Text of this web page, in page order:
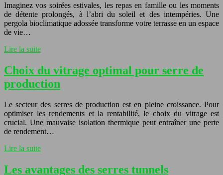
Imaginez vos soirées estivales, les repas en famille ou les moments
de détente prolongés, à l’abri du soleil et des intempéries. Une
pergola bioclimatique adossée transforme votre terrasse en un espace
de vie…
Lire la suite
Choix du vitrage optimal pour serre de
production
Le secteur des serres de production est en pleine croissance. Pour
optimiser les rendements et la rentabilité, le choix du vitrage est
crucial. Une mauvaise isolation thermique peut entraîner une perte
de rendement…
Lire la suite
Les avantages des serres tunnels